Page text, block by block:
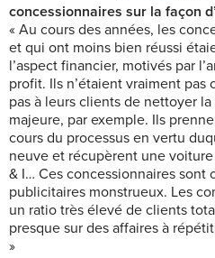
concessionnaires sur la façon
« Au cours des années, les
et qui ont moins bien réussi
l’aspect financier, motivés par
profit. Ils n’étaient vraiment pas
pas à leurs clients de nettoyer
majeure, par exemple. Ils
cours du processus en vertu
neuve et récupèrent une
& I… Ces concessionnaires sont
publicitaires monstrueux. Les
un ratio très élevé de clients
presque sur des affaires à
»